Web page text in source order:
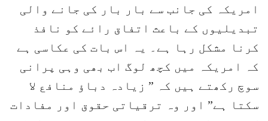
امریکہ کی جانب سے بار بار کی جانے والی
تبدیلیوں کے باعث اتفاق رائے کو نافذ
کرنا مشکل رہا ہے۔ یہ اس بات کی عکاسی ہے
کہ امریکہ میں کچھ لوگ اب بھی وہی پرانی
سوچ رکھتے ہیں کہ ” زیادہ دباؤ منافع لا
سکتا ہے” اور وہ ترقیاتی حقوق اور مفادات